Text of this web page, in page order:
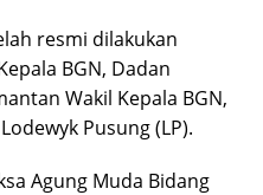
resmi dilakukan
BGN, Dadan
Wakil Kepala BGN,
Pusung (LP).
Agung Muda Bidang